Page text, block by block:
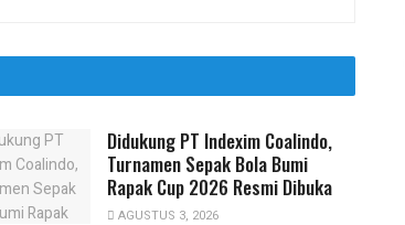
Didukung PT Indexim Coalindo,
Turnamen Sepak Bola Bumi
Rapak Cup 2026 Resmi Dibuka
AGUSTUS 3, 2026